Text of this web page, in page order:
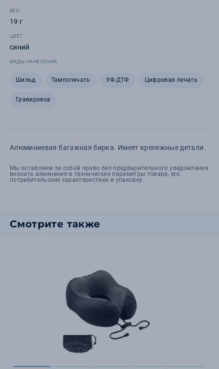
ВЕС
19 г
ЦВЕТ
синий
ВИДЫ НАНЕСЕНИЯ
Шильд Тампопечать УФ-ДТФ Цифровая печать
Гравировка
Алюминиевая багажная бирка. Имеет крепежные детали.
Мы оставляем за собой право без предварительного уведомления
вносить изменения в технические параметры товара, его
потребительские характеристики и упаковку.
Смотрите также